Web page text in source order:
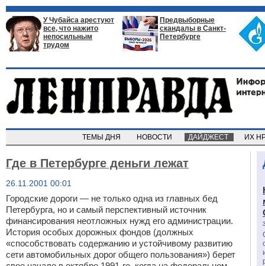
У Чубайса арестуют
все, что нажито
непосильным
трудом
Предвыборные
скандалы в Санкт-
Петербурге
ТЕМЫ ДНЯ НОВОСТИ ДАЙДЖЕСТ ИХ
Где в Петербурге деньги лежат
26.11.2001 00:01
Городские дороги — не только одна из главных бед
Петербурга, но и самый перспективный источник
финансирования неотложных нужд его администрации.
История особых дорожных фондов (должных
«способствовать содержанию и устойчивому развитию
сети автомобильных дорог общего пользования») берет